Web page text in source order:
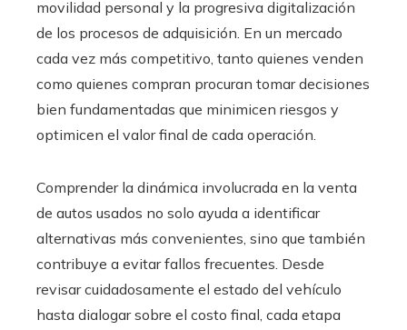
movilidad personal y la progresiva digitalización
de los procesos de adquisición. En un mercado
cada vez más competitivo, tanto quienes venden
como quienes compran procuran tomar decisiones
bien fundamentadas que minimicen riesgos y
optimicen el valor final de cada operación.
Comprender la dinámica involucrada en la venta
de autos usados no solo ayuda a identificar
alternativas más convenientes, sino que también
contribuye a evitar fallos frecuentes. Desde
revisar cuidadosamente el estado del vehículo
hasta dialogar sobre el costo final, cada etapa